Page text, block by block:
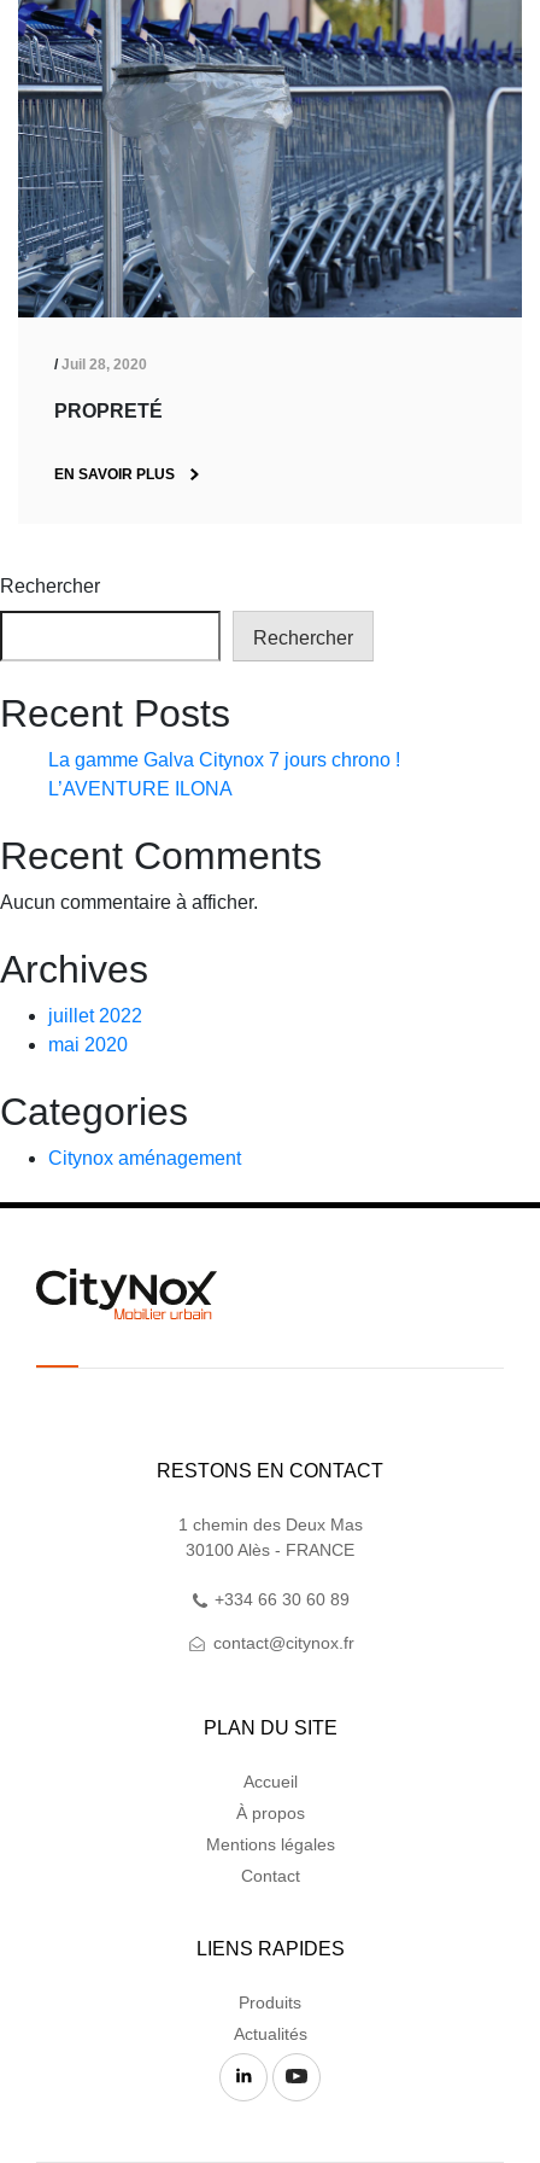
/Juil 28, 2020
PROPRETÉ
EN SAVOIR PLUS
Rechercher
Rechercher
Recent Posts
La gamme Galva Citynox 7 jours chrono !
L’AVENTURE ILONA
Recent Comments
Aucun commentaire à afficher.
Archives
juillet 2022
mai 2020
Categories
Citynox aménagement
RESTONS EN CONTACT
1 chemin des Deux Mas
30100 Alès - FRANCE
+334 66 30 60 89
contact@citynox.fr
PLAN DU SITE
Accueil
À propos
Mentions légales
Contact
LIENS RAPIDES
Produits
Actualités